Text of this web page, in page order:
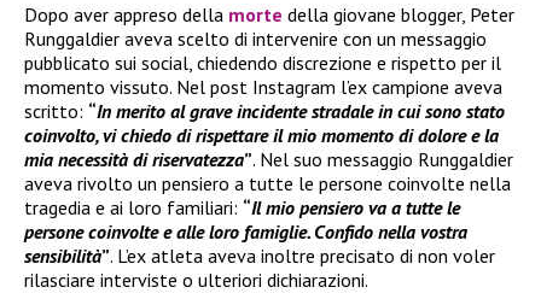
Dopo aver appreso della morte della giovane blogger, Peter
Runggaldier aveva scelto di intervenire con un messaggio
pubblicato sui social, chiedendo discrezione e rispetto per il
momento vissuto. Nel post Instagram l’ex campione aveva
scritto: “In merito al grave incidente stradale in cui sono stato
coinvolto, vi chiedo di rispettare il mio momento di dolore e la
mia necessità di riservatezza”. Nel suo messaggio Runggaldier
aveva rivolto un pensiero a tutte le persone coinvolte nella
tragedia e ai loro familiari: “Il mio pensiero va a tutte le
persone coinvolte e alle loro famiglie. Confido nella vostra
sensibilità”. L’ex atleta aveva inoltre precisato di non voler
rilasciare interviste o ulteriori dichiarazioni.